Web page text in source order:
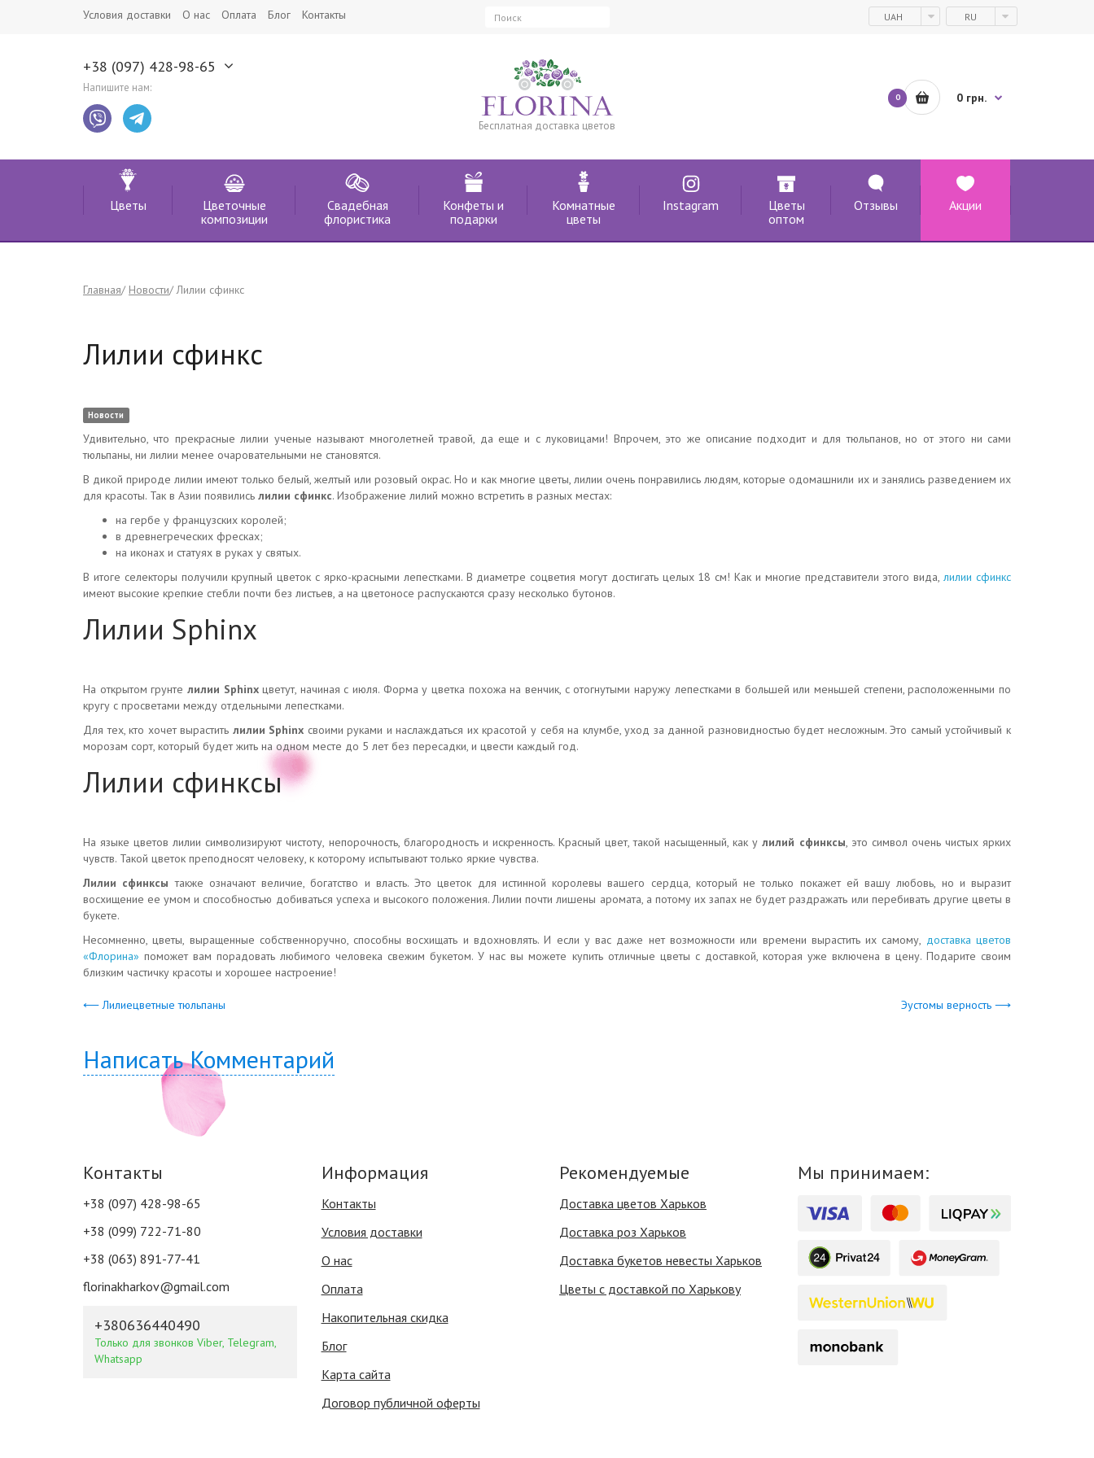
Условия доставки О нас Оплата Блог Контакты UAH RU
+38 (097) 428-98-65
Напишите нам:
Бесплатная доставка цветов
0 0 грн.
Цветы
Цветочные
композиции
Свадебная
флористика
Конфеты и
подарки
Комнатные
цветы
Instagram
Цветы
оптом
Отзывы Акции
Главная Новости Лилии сфинкс
Лилии сфинкс
Новости
Удивительно, что прекрасные лилии ученые называют многолетней травой, да еще и с луковицами! Впрочем, это же описание подходит и для тюльпанов, но от этого ни сами
тюльпаны, ни лилии менее очаровательными не становятся.
В дикой природе лилии имеют только белый, желтый или розовый окрас. Но и как многие цветы, лилии очень понравились людям, которые одомашнили их и занялись разведением их
для красоты. Так в Азии появились лилии сфинкс. Изображение лилий можно встретить в разных местах:
на гербе у французских королей;
в древнегреческих фресках;
на иконах и статуях в руках у святых.
В итоге селекторы получили крупный цветок с ярко-красными лепестками. В диаметре соцветия могут достигать целых 18 см! Как и многие представители этого вида,лилии сфинкс
имеют высокие крепкие стебли почти без листьев, а на цветоносе распускаются сразу несколько бутонов.
Лилии Sphinx
На открытом грунте лилии Sphinxцветут, начиная с июля. Форма у цветка похожа на венчик, с отогнутыми наружу лепестками в большей или меньшей степени, расположенными по
кругу с просветами между отдельными лепестками.
Для тех, кто хочет вырастить лилии Sphinx своими руками и наслаждаться их красотой у себя на клумбе, уход за данной разновидностью будет несложным. Это самый устойчивый к
морозам сорт, который будет жить на одном месте до 5 лет без пересадки, и цвести каждый год.
Лилии сфинксы
На языке цветов лилии символизируют чистоту, непорочность, благородность и искренность. Красный цвет, такой насыщенный, как улилий сфинксы, это символ очень чистых ярких
чувств. Такой цветок преподносят человеку, к которому испытывают только яркие чувства.
Лилии сфинксытакже означают величие, богатство и власть. Это цветок для истинной королевы вашего сердца, который не только покажет ей вашу любовь, но и выразит
восхищение ее умом и способностью добиваться успеха и высокого положения. Лилии почти лишены аромата, а потому их запах не будет раздражать или перебивать другие цветы в
букете.
Несомненно, цветы, выращенные собственноручно, способны восхищать и вдохновлять. И если у вас даже нет возможности или времени вырастить их самому, доставка цветов
«Флорина» поможет вам порадовать любимого человека свежим букетом. У нас вы можете купить отличные цветы с доставкой, которая уже включена в цену. Подарите своим
близким частичку красоты и хорошее настроение!
⟵ Лилиецветные тюльпаны Эустомы верность ⟶
Написать Комментарий
Контакты
+38 (097) 428-98-65
+38 (099) 722-71-80
+38 (063) 891-77-41
florinakharkov@gmail.com
+380636440490
Только для звонков Viber, Telegram,
Whatsapp
Информация
Контакты
Условия доставки
О нас
Оплата
Накопительная скидка
Блог
Карта сайта
Договор публичной оферты
Рекомендуемые
Доставка цветов Харьков
Доставка роз Харьков
Доставка букетов невесты Харьков
Цветы с доставкой по Харькову
Мы принимаем: